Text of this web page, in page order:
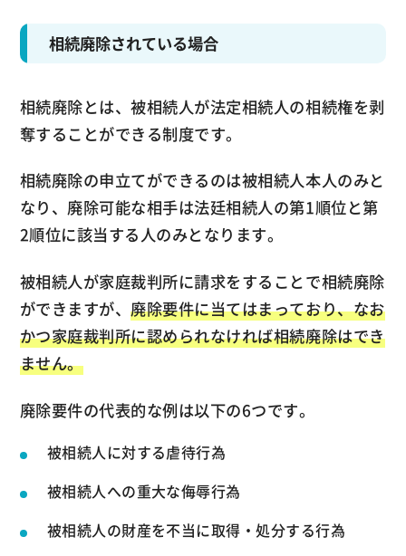
相続廃除されている場合
相続廃除とは、被相続人が法定相続人の相続権を剥
奪することができる制度です。
相続廃除の申立てができるのは被相続人本人のみと
なり、廃除可能な相手は法廷相続人の第1順位と第
2順位に該当する人のみとなります。
被相続人が家庭裁判所に請求をすることで相続廃除
ができますが、廃除要件に当てはまっており、なお
かつ家庭裁判所に認められなければ相続廃除はでき
ません。
廃除要件の代表的な例は以下の6つです。
被相続人に対する虐待行為
被相続人への重大な侮辱行為
被相続人の財産を不当に取得・処分する行為